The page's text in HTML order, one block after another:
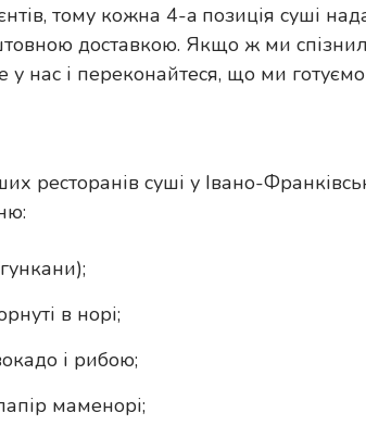
тому кожна 4-a позиція суші
доставкою. Якщо ж ми
нас і переконайтеся, що ми
ресторанів суші у Івано-
в норі;
і рибою;
маменорі;